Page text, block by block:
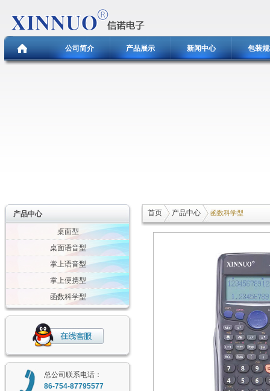
公司简介 产品展示 新闻中心 包装
产品中心
桌面型
桌面语音型
掌上语音型
掌上便携型
函数科学型
总公司联系电话：
86-754-87795577
首页 产品中心 函数科学型